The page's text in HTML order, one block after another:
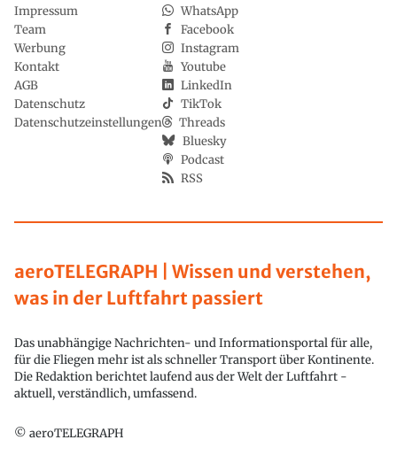
aeroTELEGRAPH | Wissen und verstehen,
was in der Luftfahrt passiert
Das unabhängige Nachrichten- und Informationsportal für alle,
für die Fliegen mehr ist als schneller Transport über Kontinente.
Die Redaktion berichtet laufend aus der Welt der Luftfahrt -
aktuell, verständlich, umfassend.
© aeroTELEGRAPH
Impressum
Team
Werbung
Kontakt
AGB
Datenschutz
Datenschutzeinstellungen
WhatsApp
Facebook
Instagram
Youtube
LinkedIn
TikTok
Threads
Bluesky
Podcast
RSS